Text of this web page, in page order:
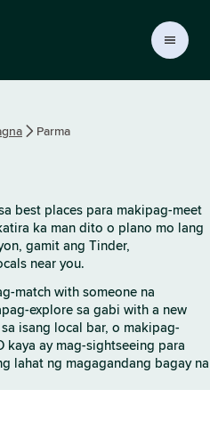
Parma
best places para makipag-meet
ka man dito o plano mo lang
gamit ang Tinder,
near you.
match with someone na
explore sa gabi with a new
isang local bar, o makipag-
kaya ay mag-sightseeing para
lahat ng magagandang bagay na